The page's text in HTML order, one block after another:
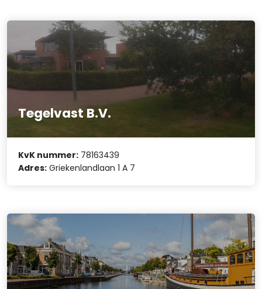
Tegelvast B.V.
KvK nummer: 78163439
Adres: Griekenlandlaan 1 A 7